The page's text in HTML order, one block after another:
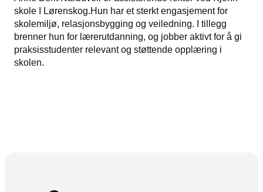
skole I Lørenskog.Hun har et sterkt engasjement for
skolemiljø, relasjonsbygging og veiledning. I tillegg
brenner hun for lærerutdanning, og jobber aktivt for å gi
praksisstudenter relevant og støttende opplæring i
skolen.